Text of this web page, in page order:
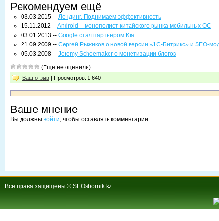
Рекомендуем ещё
03.03.2015 -- Лендинг. Поднимаем эффективность
15.11.2012 --Android – монополист китайского рынка мобильных ОС
03.01.2013 -- Google стал партнером Kia
21.09.2009 -- Сергей Рыжиков о новой версии «1С-Битрикс» и SEO-
05.03.2008 -- Jeremy Schoemaker о монетизации блогов
(Еще не оценили)
Ваш отзыв | Просмотров: 1 640
Ваше мнение
Вы должны войти, чтобы оставлять комментарии.
Все права защищены © SEOsbornik.kz